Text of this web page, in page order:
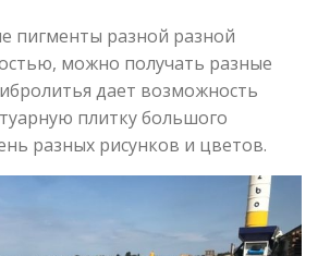
пигменты разной разной
можно получать разные
дает возможность
плитку большого
разных рисунков и цветов.